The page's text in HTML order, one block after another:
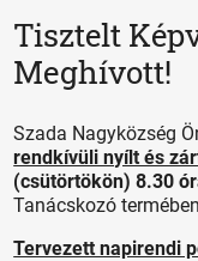
Tisztelt
Meghívott!
Szada Nagyközség
rendkívüli nyílt és
(csütörtökön) 8.30
Tanácskozó
Tervezett napirendi